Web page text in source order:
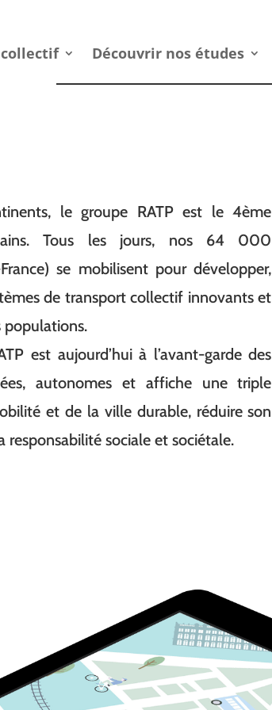
collectif Découvrir nos études
le groupe RATP est le 4ème
Tous les jours, nos 64 000
se mobilisent pour développer,
de transport collectif innovants et
populations.
est aujourd’hui à l’avant-garde des
autonomes et affiche une triple
et de la ville durable, réduire son
sociale et sociétale.